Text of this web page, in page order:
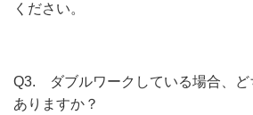
ください。
Q3. ダブルワークしている場合、ど
ありますか？